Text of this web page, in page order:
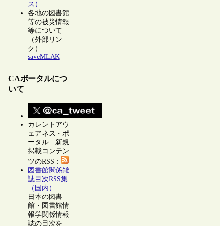
ス）
各地の図書館
等の被災情報
等について
（外部リン
ク）
saveMLAK
CAポータルにつ
いて
カレントアウ
ェアネス・ポ
ータル 新規
掲載コンテン
ツのRSS：
図書館関係雑
誌目次RSS集
（国内）
日本の図書
館・図書館情
報学関係情報
誌の目次を